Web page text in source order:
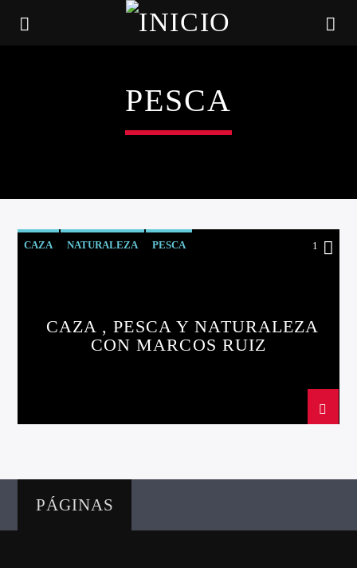
TÍTULO
PESCA
CAZA NATURALEZA PESCA 1
CAZA , PESCA Y NATURALEZA
CON MARCOS RUIZ
PÁGINAS